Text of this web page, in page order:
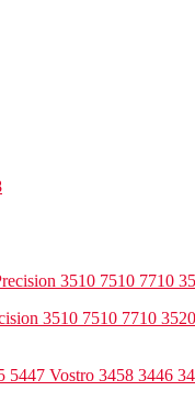
3510 7510 7710